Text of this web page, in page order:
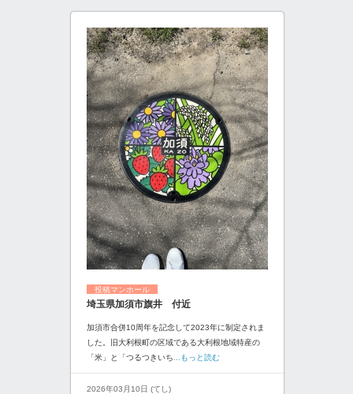
投稿マンホール
埼玉県加須市旗井 付近
加須市合併10周年を記念して2023年に制定されま
した。旧大利根町の区域である大利根地域特産の
「米」と「つるつきいち ...もっと読む
2026年03月10日 (てし)